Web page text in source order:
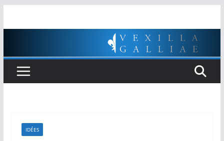
IDÉES